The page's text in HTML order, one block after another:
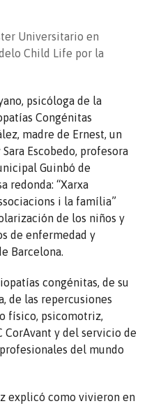
Universitario en
Child Life por la
psicóloga de la
Congénitas
madre de Ernest, un
Escobedo, profesora
Guinbó de
redonda: “Xarxa
i la família”
de los niños y
de enfermedad y
Barcelona.
congénitas, de su
de las repercusiones
físico, psicomotriz,
CorAvant y del servicio de
del mundo
explicó como vivieron en